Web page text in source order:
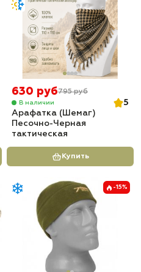
630 руб795 руб
В наличии
5
Арафатка (Шемаг)
Песочно-Черная
тактическая
Купить
-15%